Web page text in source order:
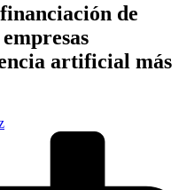
de
artificial más